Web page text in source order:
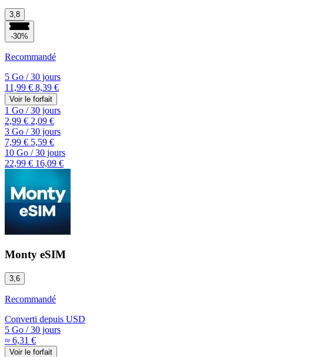
3,8
-30%
Recommandé
5 Go /30 jours
11,99 € 8,39 €
Voir le forfait
1 Go /30 jours
2,99 € 2,09 €
3 Go /30 jours
7,99 € 5,59 €
10 Go /30 jours
22,99 € 16,09 €
Monty eSIM
3,6
Recommandé
Converti depuis USD
5 Go /30 jours
≈ 6,31 €
Voir le forfait